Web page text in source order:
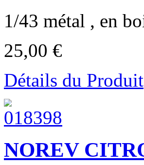
1/43 métal , en
25,00 €
Détails du Produit
NOREV